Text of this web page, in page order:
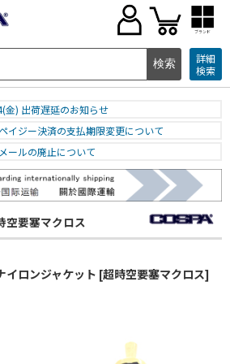
ブランド
詳細
検索
金) 出荷遅延のお知らせ
イジー決済の支払期限変更について
ールの廃止について
空要塞マクロス
イロンジャケット [超時空要塞マクロス]